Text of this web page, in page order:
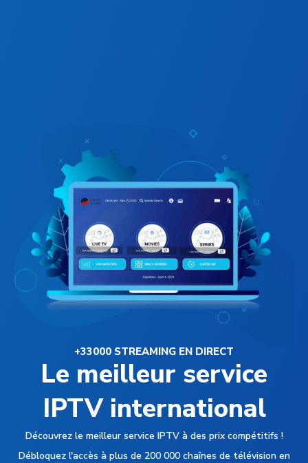
+33000 STREAMING EN DIRECT
Le meilleur service
IPTV international
Découvrez le meilleur service IPTV à des prix compétitifs !
Débloquez l'accès à plus de 200 000 chaînes de télévision en